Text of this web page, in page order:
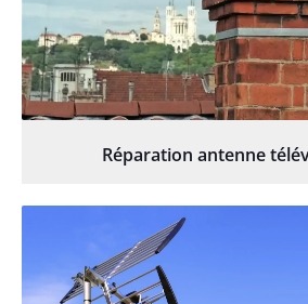
Réparation antenne